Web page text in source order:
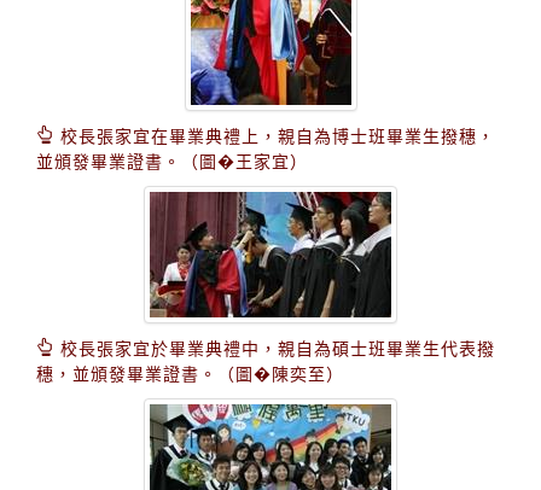
校長張家宜在畢業典禮上，親自為博士班畢業生撥穗，
並頒發畢業證書。（圖�王家宜）
校長張家宜於畢業典禮中，親自為碩士班畢業生代表撥
穗，並頒發畢業證書。（圖�陳奕至）